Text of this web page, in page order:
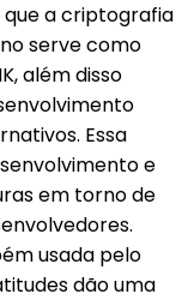
a criptografia
serve como
além disso
Essa
e
em torno de
usada pelo
dão uma